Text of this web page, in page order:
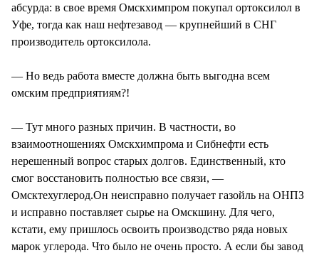
абсурда: в свое время Омскхимпром покупал ортоксилол в
Уфе, тогда как наш нефтезавод — крупнейший в СНГ
производитель ортоксилола.
— Но ведь работа вместе должна быть выгодна всем
омским предприятиям?!
— Тут много разных причин. В частности, во
взаимоотношениях Омскхимпрома и Сибнефти есть
нерешенный вопрос старых долгов. Единственный, кто
смог восстановить полностью все связи, —
Омсктехуглерод.Он неисправно получает газойль на ОНПЗ
и исправно поставляет сырье на Омскшину. Для чего,
кстати, ему пришлось освоить производство ряда новых
марок углерода. Что было не очень просто. А если бы завод